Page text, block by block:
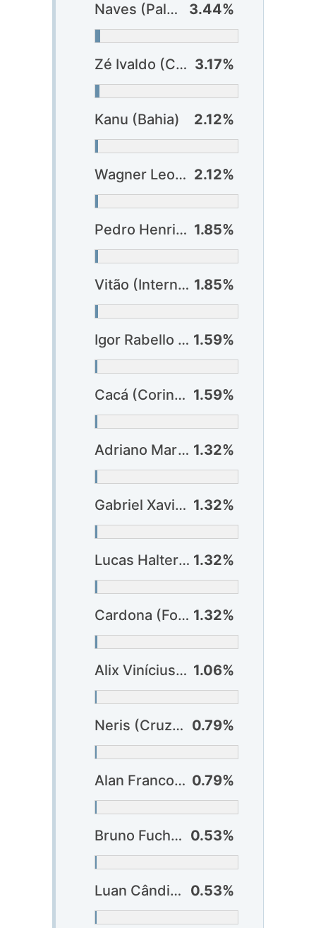
Naves (Palmeiras) 3.44%
Zé Ivaldo (Cruzeiro) 3.17%
Kanu (Bahia) 2.12%
Wagner Leonardo (Vitória) 2.12%
Pedro Henrique (Bragantino) 1.85%
Vitão (Internacional) 1.85%
Igor Rabello (Atlético-MG) 1.59%
Cacá (Corinthians) 1.59%
Adriano Martins (Atlético-GO) 1.32%
Gabriel Xavier (Bahia) 1.32%
Lucas Halter (Botafogo) 1.32%
Cardona (Fortaleza) 1.32%
Alix Vinícius (Atlético-GO) 1.06%
Neris (Cruzeiro) 0.79%
Alan Franco (São Paulo) 0.79%
Bruno Fuchs (Atlético-MG) 0.53%
Luan Cândido (Bragantino) ? 0.53%